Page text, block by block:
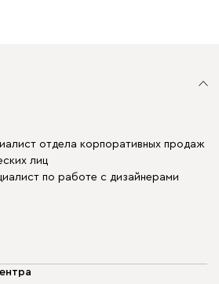
отдела корпоративных продаж
лиц
по работе с дизайнерами